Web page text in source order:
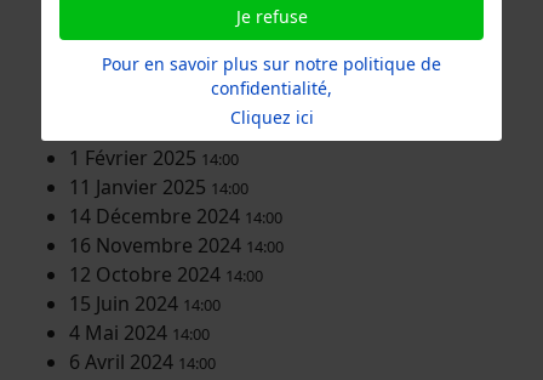
14:00
14 Juin 202514:00
10 Mai 202514:00
14:00
1 Février 2025 14:00
11 Janvier 2025 14:00
14 Décembre 2024 14:00
16 Novembre 2024 14:00
12 Octobre 2024 14:00
15 Juin 2024 14:00
4 Mai 2024 14:00
6 Avril 2024 14:00
Je refuse
Pour en savoir plus sur notre politique de
confidentialité,
Cliquez ici